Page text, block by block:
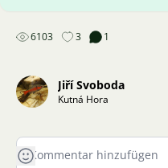
6103 3 1
Jiří Svoboda
Kutná Hora